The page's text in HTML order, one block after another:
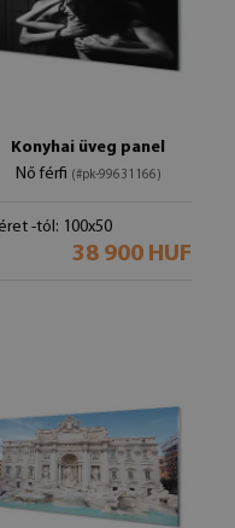
Konyhai üveg panel
Nő férfi (#pk-99631166)
-tól: 100x50
38 900 HUF